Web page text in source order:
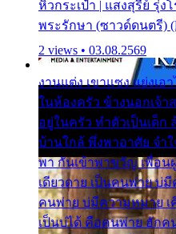
หิ้วกระเป๋า | แสงสุรีย์ รุ่ง
พระรักษา (ซาวด์ดนตรี)
2 views • 03.08.2569
งานแต่ง เขาแซง แย่งเ
ในห้องครัว ข้างนอกเจ้า
อยู่ในครัว ทำตัวเป็นเด็ก
บ้านใกล้ พึ่งพาอาศัย จำใ
พา กันเข้าพาขวัญ เพื่อน
เดียวดาย เป็นคนพ่าย บ่มี
คนพ่าย บ่มีความหมาย เคี
เป็นบ่ได้ คือคนพ่าย ฮักค